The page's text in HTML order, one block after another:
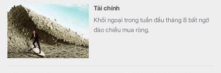
Tài chính
Khối ngoại trong tuần đầu tháng 8 bất ngờ
đảo chiều mua ròng.